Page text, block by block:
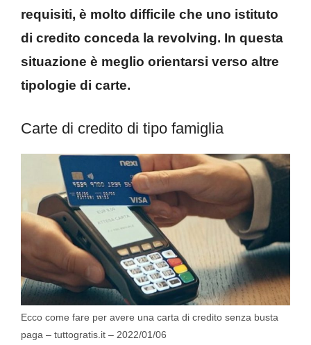
requisiti, è molto difficile che uno istituto
di credito conceda la revolving. In questa
situazione è meglio orientarsi verso altre
tipologie di carte.
Carte di credito di tipo famiglia
Ecco come fare per avere una carta di credito senza busta
paga – tuttogratis.it – 2022/01/06